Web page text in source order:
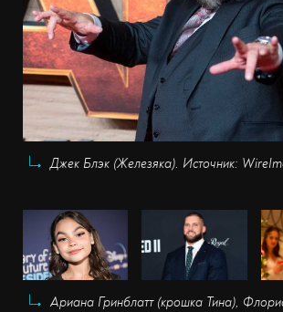
Джек Блэк (Железяка). Источник:
Ариана Гринблатт (крошка Тина),